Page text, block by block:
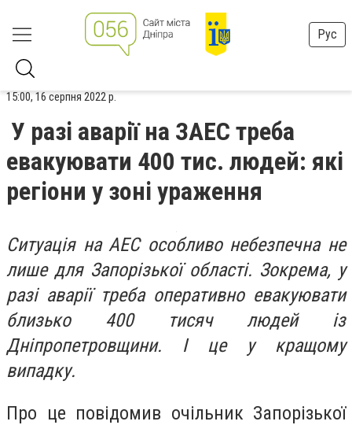
Рус
15:00, 16 серпня 2022 р.
У разі аварії на ЗАЕС треба
евакуювати 400 тис. людей: які
регіони у зоні ураження
Ситуація на АЕС особливо небезпечна не
лише для Запорізької області. Зокрема, у
разі аварії треба оперативно евакуювати
близько 400 тисяч людей із
Дніпропетровщини. І це у кращому
випадку.
Про це повідомив очільник Запорізької